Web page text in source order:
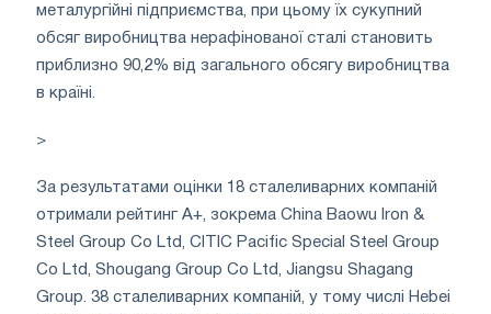
металургійні підприємства, при цьому їх сукупний
обсяг виробництва нерафінованої сталі становить
приблизно 90,2% від загального обсягу виробництва
в країні.
>
За результатами оцінки 18 сталеливарних компаній
отримали рейтинг A+, зокрема China Baowu Iron &
Steel Group Co Ltd, CITIC Pacific Special Steel Group
Co Ltd, Shougang Group Co Ltd, Jiangsu Shagang
Group. 38 сталеливарних компаній, у тому числі Hebei